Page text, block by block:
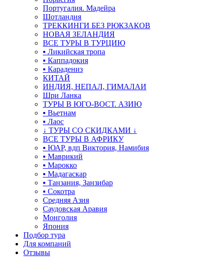
Португалия. Мадейра
Шотландия
ТРЕККИНГИ БЕЗ РЮКЗАКОВ
НОВАЯ ЗЕЛАНДИЯ
ВСЕ ТУРЫ В ТУРЦИЮ
▪ Ликийская тропа
▪ Каппадокия
▪ Карадениз
КИТАЙ
ИНДИЯ, НЕПАЛ, ГИМАЛАИ
Шри Ланка
ТУРЫ В ЮГО-ВОСТ. АЗИЮ
▪ Вьетнам
▪ Лаос
↓ ТУРЫ СО СКИДКАМИ ↓
ВСЕ ТУРЫ В АФРИКУ
▪ ЮАР, вдп Виктория, Намибия
▪ Маврикий
▪ Марокко
▪ Мадагаскар
▪ Танзания, Занзибар
▪ Сокотра
Средняя Азия
Саудовская Аравия
Монголия
Япония
Подбор тура
Для компаний
Отзывы